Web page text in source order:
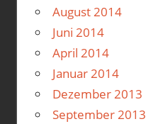
August 2014
Juni 2014
April 2014
Januar 2014
Dezember 2013
September 2013